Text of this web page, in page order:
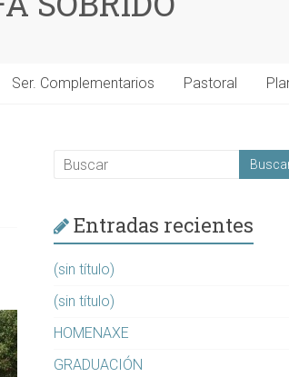
Ser. Complementarios Pastoral
Entradas recientes
(sin título)
(sin título)
HOMENAXE
GRADUACIÓN